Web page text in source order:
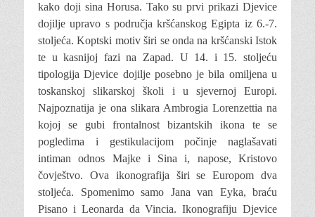
kako doji sina Horusa. Tako su prvi prikazi Djevice
dojilje upravo s područja kršćanskog Egipta iz 6.-7.
stoljeća. Koptski motiv širi se onda na kršćanski Istok
te u kasnijoj fazi na Zapad. U 14. i 15. stoljeću
tipologija Djevice dojilje posebno je bila omiljena u
toskanskoj slikarskoj školi i u sjevernoj Europi.
Najpoznatija je ona slikara Ambrogia Lorenzettia na
kojoj se gubi frontalnost bizantskih ikona te se
pogledima i gestikulacijom počinje naglašavati
intiman odnos Majke i Sina i, napose, Kristovo
čovještvo. Ova ikonografija širi se Europom dva
stoljeća. Spomenimo samo Jana van Eyka, braću
Pisano i Leonarda da Vincia. Ikonografiju Djevice